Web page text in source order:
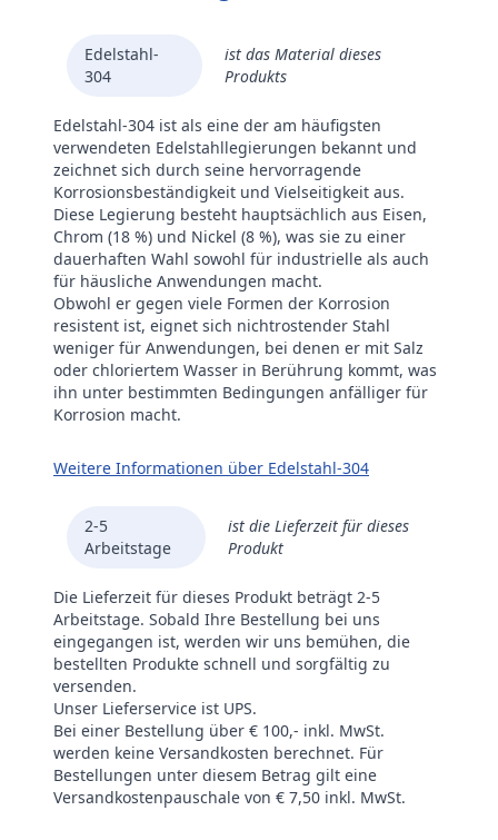
Edelstahl-
304
ist das Material dieses
Produkts
Edelstahl-304 ist als eine der am häufigsten
verwendeten Edelstahllegierungen bekannt und
zeichnet sich durch seine hervorragende
Korrosionsbeständigkeit und Vielseitigkeit aus.
Diese Legierung besteht hauptsächlich aus Eisen,
Chrom (18 %) und Nickel (8 %), was sie zu einer
dauerhaften Wahl sowohl für industrielle als auch
für häusliche Anwendungen macht.
Obwohl er gegen viele Formen der Korrosion
resistent ist, eignet sich nichtrostender Stahl
weniger für Anwendungen, bei denen er mit Salz
oder chloriertem Wasser in Berührung kommt, was
ihn unter bestimmten Bedingungen anfälliger für
Korrosion macht.
Weitere Informationen über Edelstahl-304
2-5
Arbeitstage
ist die Lieferzeit für dieses
Produkt
Die Lieferzeit für dieses Produkt beträgt 2-5
Arbeitstage. Sobald Ihre Bestellung bei uns
eingegangen ist, werden wir uns bemühen, die
bestellten Produkte schnell und sorgfältig zu
versenden.
Unser Lieferservice ist UPS.
Bei einer Bestellung über € 100,- inkl. MwSt.
werden keine Versandkosten berechnet. Für
Bestellungen unter diesem Betrag gilt eine
Versandkostenpauschale von € 7,50 inkl. MwSt.